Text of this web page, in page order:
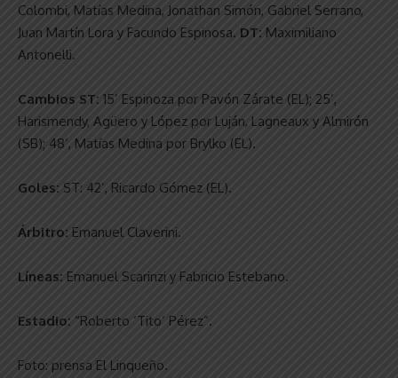
Colombi, Matías Medina, Jonathan Simón, Gabriel Serrano,
Juan Martín Lora y Facundo Espinosa. DT: Maximiliano
Antonelli.
Cambios ST: 15’ Espinoza por Pavón Zárate (EL); 25’,
Harismendy, Agüero y López por Luján, Lagneaux y Almirón
(SB); 48’, Matías Medina por Brylko (EL).
Goles: ST: 42’, Ricardo Gómez (EL).
Árbitro: Emanuel Claverini.
Líneas: Emanuel Scarinzi y Fabricio Estebano.
Estadio: “Roberto ‘Tito’ Pérez”.
Foto: prensa El Linqueño.